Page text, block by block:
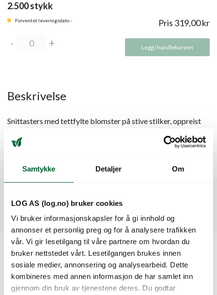
Samtykke Detaljer Om
LOG AS (log.no) bruker cookies
Vi bruker informasjonskapsler for å gi innhold og
annonser et personlig preg og for å analysere trafikken
vår. Vi gir lesetilgang til våre partnere om hvordan du
bruker nettstedet vårt. Lesetilgangen brukes innen
sosiale medier, annonsering og analysearbeid. Dette
kombineres med annen informasjon de har samlet inn
gjennom din bruk av tjenestene deres. Du godtar
2.500 stykk
Forventet leveringsdato - Pris 319,00kr
Legg i handlekurven
Beskrivelse
Snittasters med tettfylte blomster på stive stilker, oppreist
Meget holdbar.
Dyrkingsveiledning
Kunder så også på